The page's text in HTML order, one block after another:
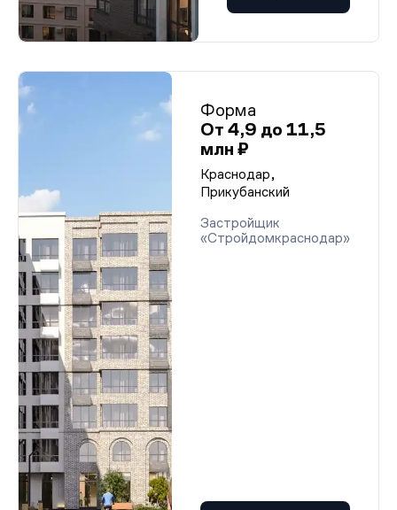
Форма
От 4,9 до 11,5
млн ₽
Краснодар,
Прикубанский
Застройщик
«Стройдомкраснодар»